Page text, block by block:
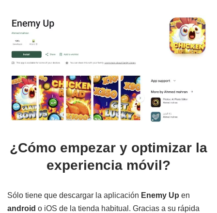
¿Cómo empezar y optimizar la
experiencia móvil?
Sólo tiene que descargar la aplicación Enemy Up en
android o iOS de la tienda habitual. Gracias a su rápida